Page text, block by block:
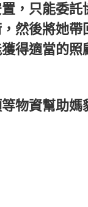
，只能委
然後將她
得適當的照
物資幫助